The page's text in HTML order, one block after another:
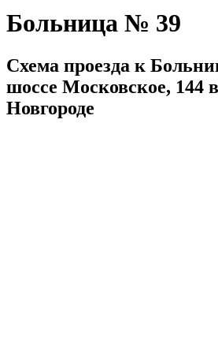
Больница № 39
Схема проезда к
шоссе Московское, 144
Новгороде